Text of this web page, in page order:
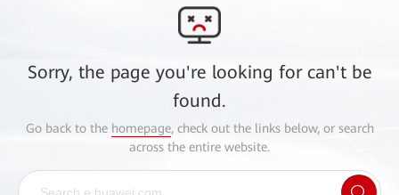
Sorry, the page you're looking for can't be
found.
Go back to the homepage, check out the links below, or search
across the entire website.